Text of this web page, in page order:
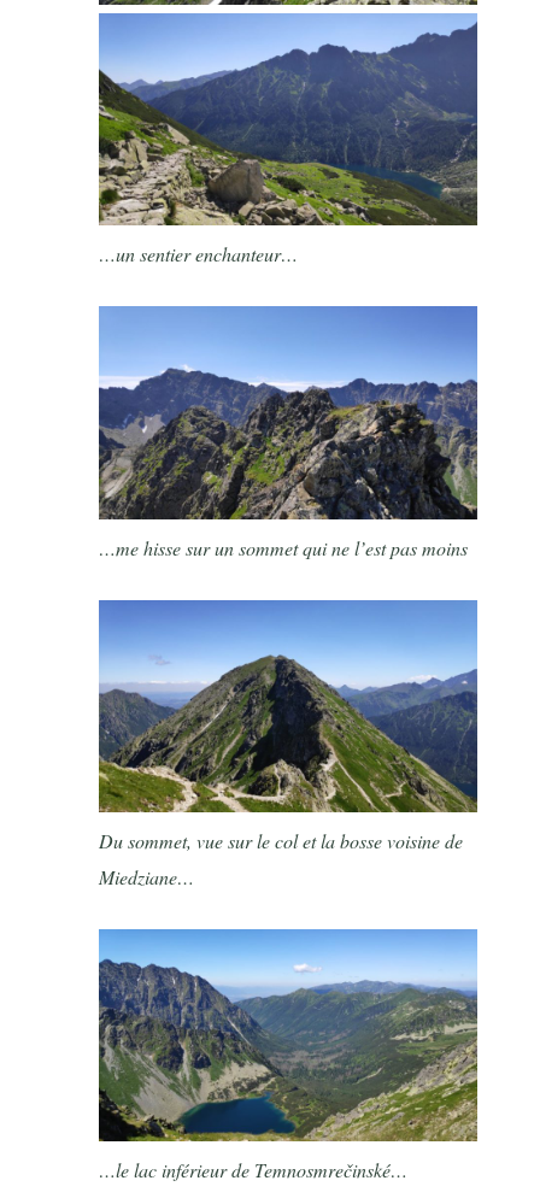
…un sentier enchanteur…
…me hisse sur un sommet qui ne l’est pas moins
Du sommet, vue sur le col et la bosse voisine de
Miedziane…
…le lac inférieur de Temnosmrečinské…